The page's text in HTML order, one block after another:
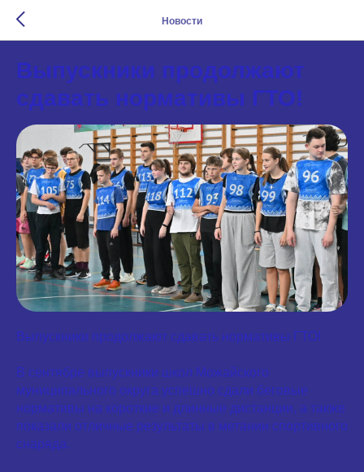
Новости
Выпускники продолжают
сдавать нормативы ГТО!
Выпускники продолжают сдавать нормативы ГТО!
В сентябре выпускники школ Можайского
муниципального округа успешно сдали беговые
нормативы на короткие и длинные дистанции, а также
показали отличные результаты в метании спортивного
снаряда.